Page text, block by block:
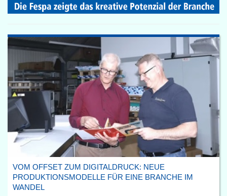
VOM OFFSET ZUM DIGITALDRUCK: NEUE
PRODUKTIONSMODELLE FÜR EINE BRANCHE IM
WANDEL